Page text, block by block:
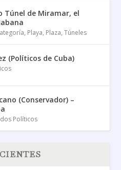
Túnel de Miramar, el
, Playa, Plaza,Túneles
(Políticos de Cuba)
(Conservador) –
Políticos